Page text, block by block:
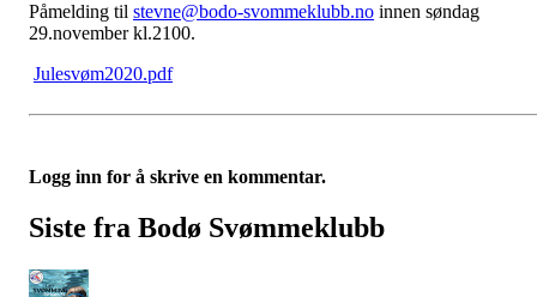
Påmelding til stevne@bodo-svommeklubb.no innen søndag
29.november kl.2100.
Julesvøm2020.pdf
Logg inn for å skrive en kommentar.
Siste fra Bodø Svømmeklubb